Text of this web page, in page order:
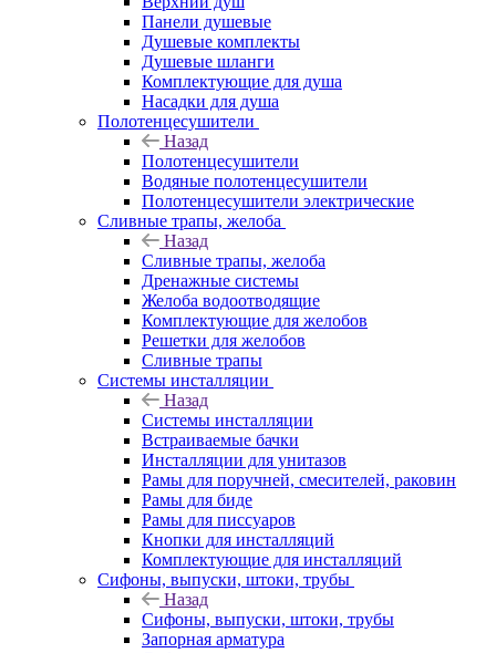
Панели душевые
Душевые комплекты
Душевые шланги
Комплектующие для душа
Насадки для душа
Полотенцесушители
Назад
Полотенцесушители
Водяные полотенцесушители
Полотенцесушители электрические
Сливные трапы, желоба
Назад
Сливные трапы, желоба
Дренажные системы
Желоба водоотводящие
Комплектующие для желобов
Решетки для желобов
Сливные трапы
Системы инсталляции
Назад
Системы инсталляции
Встраиваемые бачки
Инсталляции для унитазов
Рамы для поручней, смесителей, раковин
Рамы для биде
Рамы для писсуаров
Кнопки для инсталляций
Комплектующие для инсталляций
Сифоны, выпуски, штоки, трубы
Назад
Сифоны, выпуски, штоки, трубы
Запорная арматура